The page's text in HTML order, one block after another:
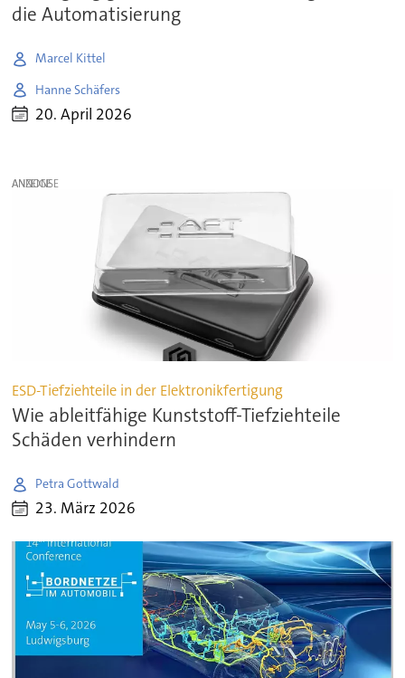
die Automatisierung
Marcel Kittel
Hanne Schäfers
20. April 2026
ANZEIGE
ESD-Tiefziehteile in der Elektronikfertigung
Wie ableitfähige Kunststoff-Tiefziehteile
Schäden verhindern
Petra Gottwald
23. März 2026